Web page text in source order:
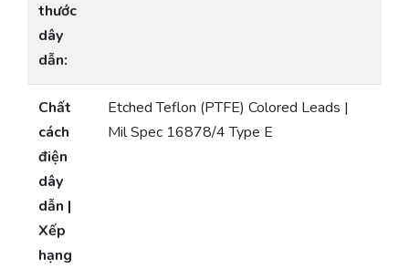
thước
dây
dẫn:
Chất
cách
điện
dây
dẫn |
Xếp
hạng
Etched Teflon (PTFE) Colored Leads |
Mil Spec 16878/4 Type E